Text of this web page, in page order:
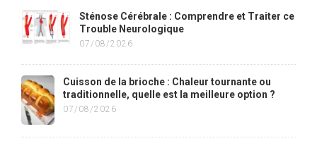
Sténose Cérébrale : Comprendre et Traiter ce
Trouble Neurologique
07/08/2026
Cuisson de la brioche : Chaleur tournante ou
traditionnelle, quelle est la meilleure option ?
07/08/2026